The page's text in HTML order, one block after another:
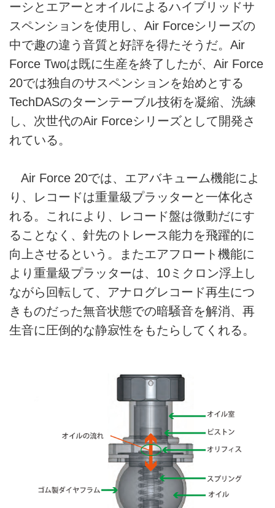
ーシとエアーとオイルによるハイブリッドサ
スペンションを使用し、Air Forceシリーズの
中で趣の違う音質と好評を得たそうだ。Air
Force Twoは既に生産を終了したが、Air Force
20では独自のサスペンションを始めとする
TechDASのターンテーブル技術を凝縮、洗練
し、次世代のAir Forceシリーズとして開発さ
れている。
Air Force 20では、エアバキューム機能によ
り、レコードは重量級プラッターと一体化さ
れる。これにより、レコード盤は微動だにす
ることなく、針先のトレース能力を飛躍的に
向上させるという。またエアフロート機能に
より重量級プラッターは、10ミクロン浮上し
ながら回転して、アナログレコード再生につ
きものだった無音状態での暗騒音を解消、再
生音に圧倒的な静寂性をもたらしてくれる。